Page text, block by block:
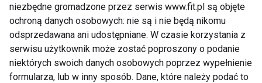
leczenie
niezbędne gromadzone przez serwis www.fit.pl są objęte
ochroną danych osobowych: nie są i nie będą nikomu
odsprzedawana ani udostępniane. W czasie korzystania z
serwisu użytkownik może zostać poproszony o podanie
niektórych swoich danych osobowych poprzez wypełnienie
formularza, lub w inny sposób. Dane, które należy podać to